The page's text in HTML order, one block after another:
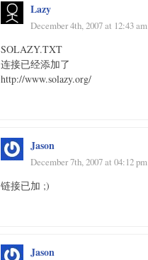
Lazy
December 4th, 2007 at 12:43 am
SOLAZY.TXT
连接已经添加了
http://www.solazy.org/
Jason
December 7th, 2007 at 04:12 pm
链接已加 ;)
Jason